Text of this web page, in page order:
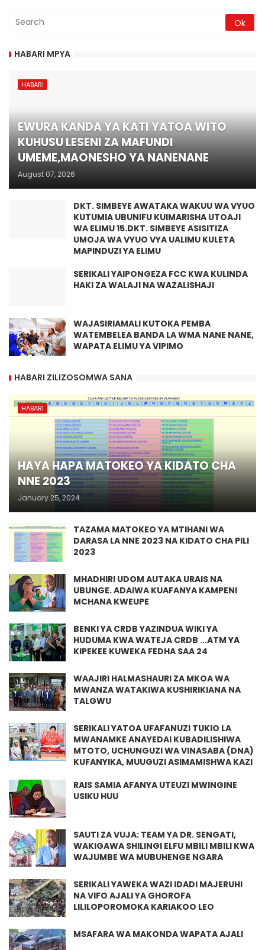
HABARI MPYA
HABARI
EWURA KANDA YA KATI YATOA WITO
KUHUSU LESENI ZA MAFUNDI
UMEME,MAONESHO YA NANENANE
August 07, 2026
DKT. SIMBEYE AWATAKA WAKUU WA VYUO
KUTUMIA UBUNIFU KUIMARISHA UTOAJI
WA ELIMU 15.DKT. SIMBEYE ASISITIZA
UMOJA WA VYUO VYA UALIMU KULETA
MAPINDUZI YA ELIMU
SERIKALI YAIPONGEZA FCC KWA KULINDA
HAKI ZA WALAJI NA WAZALISHAJI
WAJASIRIAMALI KUTOKA PEMBA
WATEMBELEA BANDA LA WMA NANE NANE,
WAPATA ELIMU YA VIPIMO
HABARI ZILIZOSOMWA SANA
HABARI
HAYA HAPA MATOKEO YA KIDATO CHA
NNE 2023
January 25, 2024
TAZAMA MATOKEO YA MTIHANI WA
DARASA LA NNE 2023 NA KIDATO CHA PILI
2023
MHADHIRI UDOM AUTAKA URAIS NA
UBUNGE. ADAIWA KUAFANYA KAMPENI
MCHANA KWEUPE
BENKI YA CRDB YAZINDUA WIKI YA
HUDUMA KWA WATEJA CRDB ...ATM YA
KIPEKEE KUWEKA FEDHA SAA 24
WAAJIRI HALMASHAURI ZA MKOA WA
MWANZA WATAKIWA KUSHIRIKIANA NA
TALGWU
SERIKALI YATOA UFAFANUZI TUKIO LA
MWANAMKE ANAYEDAI KUBADILISHIWA
MTOTO, UCHUNGUZI WA VINASABA (DNA)
KUFANYIKA, MUUGUZI ASIMAMISHWA KAZI
RAIS SAMIA AFANYA UTEUZI MWINGINE
USIKU HUU
SAUTI ZA VUJA: TEAM YA DR. SENGATI,
WAKIGAWA SHILINGI ELFU MBILI MBILI KWA
WAJUMBE WA MUBUHENGE NGARA
SERIKALI YAWEKA WAZI IDADI MAJERUHI
NA VIFO AJALI YA GHOROFA
LILILOPOROMOKA KARIAKOO LEO
MSAFARA WA MAKONDA WAPATA AJALI